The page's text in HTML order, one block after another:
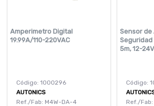
Amperimetro Digital
19.99A/110-220VAC
Código: 1000296
AUTONICS
Ref./Fab: M4W-DA-4
Sensor de
Seguridad
5m, 12-
Código:
Ref./